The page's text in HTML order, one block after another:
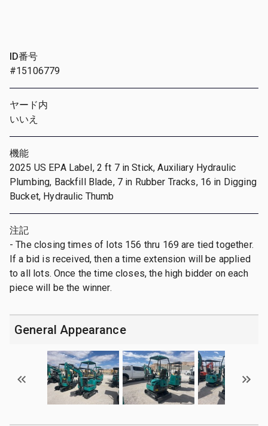
ID番号
#15106779
ヤード内
いいえ
機能
2025 US EPA Label, 2 ft 7 in Stick, Auxiliary Hydraulic
Plumbing, Backfill Blade, 7 in Rubber Tracks, 16 in Digging
Bucket, Hydraulic Thumb
注記
- The closing times of lots 156 thru 169 are tied together.
If a bid is received, then a time extension will be applied
to all lots. Once the time closes, the high bidder on each
piece will be the winner.
General Appearance